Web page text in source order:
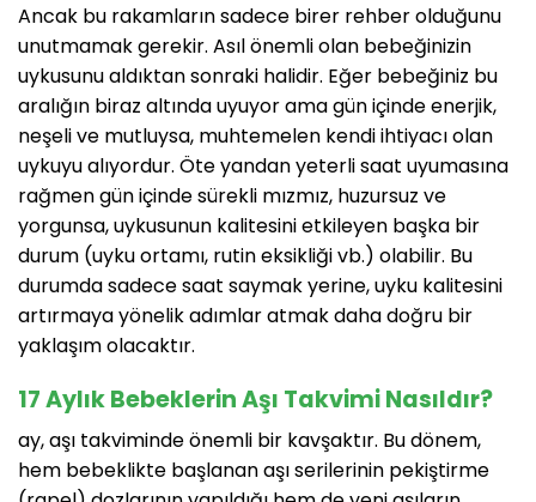
Ancak bu rakamların sadece birer rehber olduğunu
unutmamak gerekir. Asıl önemli olan bebeğinizin
uykusunu aldıktan sonraki halidir. Eğer bebeğiniz bu
aralığın biraz altında uyuyor ama gün içinde enerjik,
neşeli ve mutluysa, muhtemelen kendi ihtiyacı olan
uykuyu alıyordur. Öte yandan yeterli saat uyumasına
rağmen gün içinde sürekli mızmız, huzursuz ve
yorgunsa, uykusunun kalitesini etkileyen başka bir
durum (uyku ortamı, rutin eksikliği vb.) olabilir. Bu
durumda sadece saat saymak yerine, uyku kalitesini
artırmaya yönelik adımlar atmak daha doğru bir
yaklaşım olacaktır.
17 Aylık Bebeklerin Aşı Takvimi Nasıldır?
ay, aşı takviminde önemli bir kavşaktır. Bu dönem,
hem bebeklikte başlanan aşı serilerinin pekiştirme